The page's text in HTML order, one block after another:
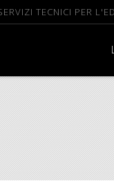
TECNICI PER